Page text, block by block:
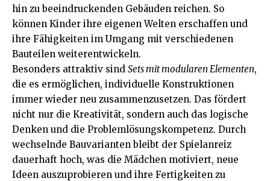
hin zu beeindruckenden Gebäuden reichen. So
können Kinder ihre eigenen Welten erschaffen und
ihre Fähigkeiten im Umgang mit verschiedenen
Bauteilen weiterentwickeln.
Besonders attraktiv sind Sets mit modularen Elementen,
die es ermöglichen, individuelle Konstruktionen
immer wieder neu zusammenzusetzen. Das fördert
nicht nur die Kreativität, sondern auch das logische
Denken und die Problemlösungskompetenz. Durch
wechselnde Bauvarianten bleibt der Spielanreiz
dauerhaft hoch, was die Mädchen motiviert, neue
Ideen auszuprobieren und ihre Fertigkeiten zu